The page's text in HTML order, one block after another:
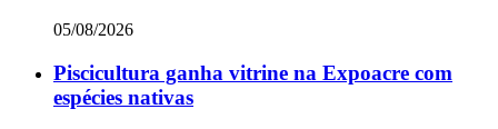
05/08/2026
Piscicultura ganha vitrine na Expoacre com
espécies nativas